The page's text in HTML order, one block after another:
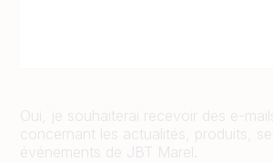
Oui, je souhaiterai recevoir des e-
concernant les actualités, produits,
événements de JBT Marel.